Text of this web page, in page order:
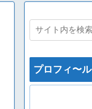
プロフィ〜ル